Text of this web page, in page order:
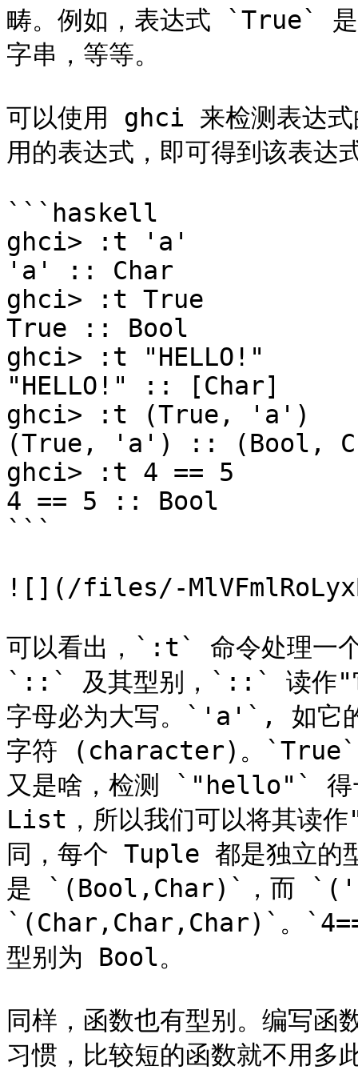
畴。例如，表达式
字串，等等。
可以使用 ghci 来检测表达
用的表达式，即可得到该表达
```haskell
ghci> :t 'a'
'a' :: Char
ghci> :t True
True :: Bool
ghci> :t "HELLO!"
"HELLO!" :: [Char]
ghci> :t (True, 'a')
(True, 'a') :: (Bool,
ghci> :t 4 == 5
4 == 5 :: Bool
```
![](/files/-
可以看出，`:t` 命令处理一个
`::` 及其型别，`::` 读作"它
字母必为大写。`'a'`, 如它
字符 (character)。`True`
又是啥，检测 `"hello"` 得
List，所以我们可以将其
同，每个 Tuple 都是独立
是 `(Bool,Char)`，而
`(Char,Char,Char)`。
型别为 Bool。
同样，函数也有型别。编写函
习惯，比较短的函数就不用多